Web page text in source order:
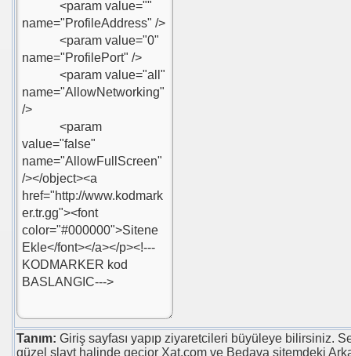
Tanım: Giriş sayfası yapıp ziyaretcileri büyüleye bilirsiniz.
güzel slayt halinde geçior Xat.com ve Bedava sitemdeki
GÖZÜKSÜN
Kodu